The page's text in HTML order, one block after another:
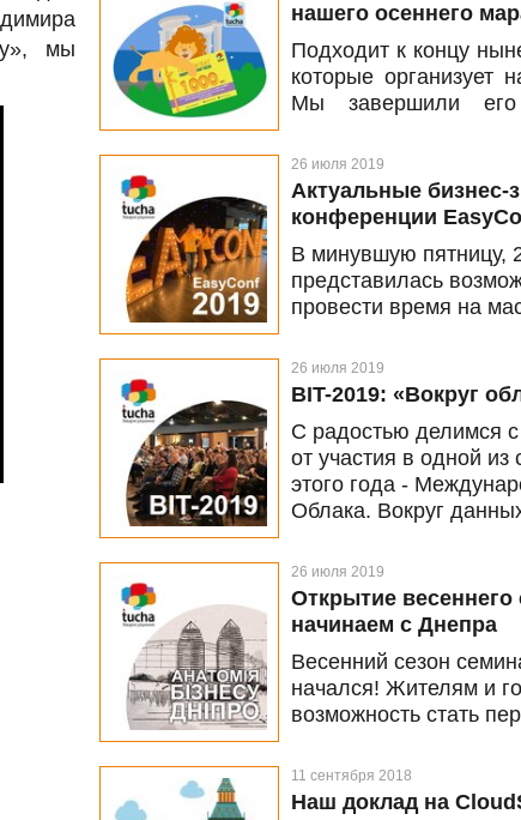
мы
нашего осеннего
Подходит к концу
которые организует
Мы завершили
партнера Битрикс24
AWG.ua
26 июля 2019
Актуальные бизнес-
конференции
В минувшую пятницу,
представилась
провести время на
Мы с нетерпением
поэтому наконец
вдохновляющим
26 июля 2019
BIT-2019: «Вокруг
С радостью делимся
от участия в одной
этого года -
Облака. Вокруг
вторник, 26 февраля,
26 июля 2019
Открытие весеннего
начинаем с Днепра
Весенний сезон
начался! Жителям и
возможность стать
11 сентября 2018
Наш доклад на